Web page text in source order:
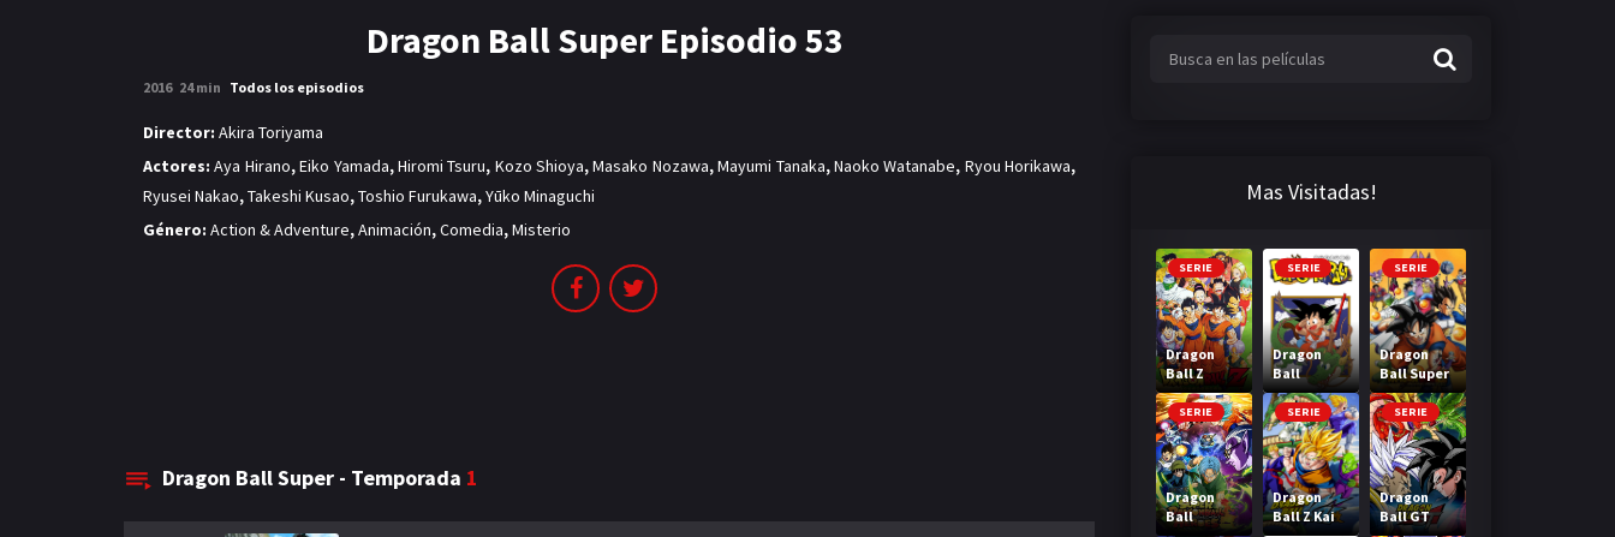
Dragon Ball Super Episodio 53
2016 24 min Todos los episodios
Director: Akira Toriyama
Actores: Aya Hirano,Eiko Yamada,Hiromi Tsuru, Kozo Shioya,Masako Nozawa,Mayumi Tanaka,Naoko Watanabe, Ryou Horikawa,
Ryusei Nakao,Takeshi Kusao,Toshio Furukawa,Yūko Minaguchi
Género: Action & Adventure,Animación,Comedia,Misterio
Dragon Ball Super - Temporada 1
Mas Visitadas!
SERIE
Dragon
Ball Z
SERIE
Dragon
Ball
SERIE
Dragon
Ball Super
SERIE
Dragon
Ball
SERIE
Dragon
Ball Z Kai
SERIE
Dragon
Ball GT